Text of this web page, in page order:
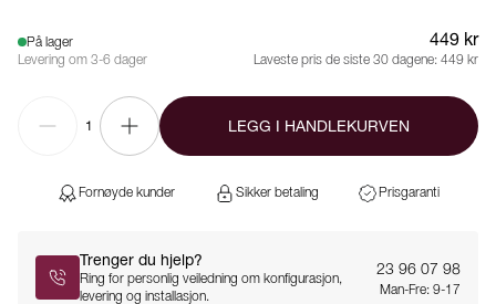
På lager
Levering om 3-6 dager
449 kr
Laveste pris de siste 30 dagene: 449 kr
1 LEGG I HANDLEKURVEN
Fornøyde kunder Sikker betaling Prisgaranti
Trenger du hjelp?
Ring for personlig veiledning om konfigurasjon,
levering og installasjon.
23 96 07 98
Man-Fre: 9-17